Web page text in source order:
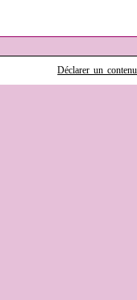
Déclarer un